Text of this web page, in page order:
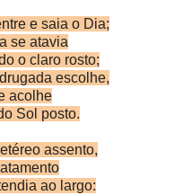
e saia o Dia;
se atavia
o claro rosto;
escolhe,
acolhe
Sol posto.
assento,
ao largo: